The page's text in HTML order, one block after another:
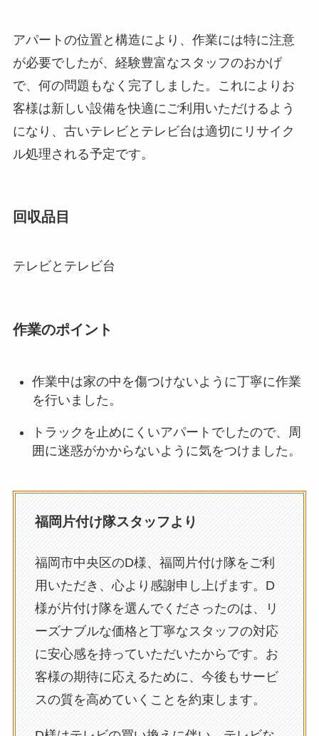
アパートの位置と構造により、作業には特に注意
が必要でしたが、経験豊富なスタッフのおかげ
で、何の問題もなく完了しました。これによりお
客様は新しい設備を快適にご利用いただけるよう
になり、古いテレビとテレビ台は適切にリサイク
ル処理される予定です。
回収品目
テレビとテレビ台
作業のポイント
作業中は家の中を傷つけないように丁寧に作業
を行いました。
トラックを止めにくいアパートでしたので、周
囲に迷惑がかからないように気をつけました。
福岡片付け隊スタッフより
福岡市中央区のD様、福岡片付け隊をご利
用いただき、心より感謝申し上げます。D
様が片付け隊を選んでくださったのは、リ
ーズナブルな価格と丁寧なスタッフの対応
に安心感を持っていただいたからです。お
客様の期待に応えるために、今後もサービ
スの質を高めていくことを約束します。